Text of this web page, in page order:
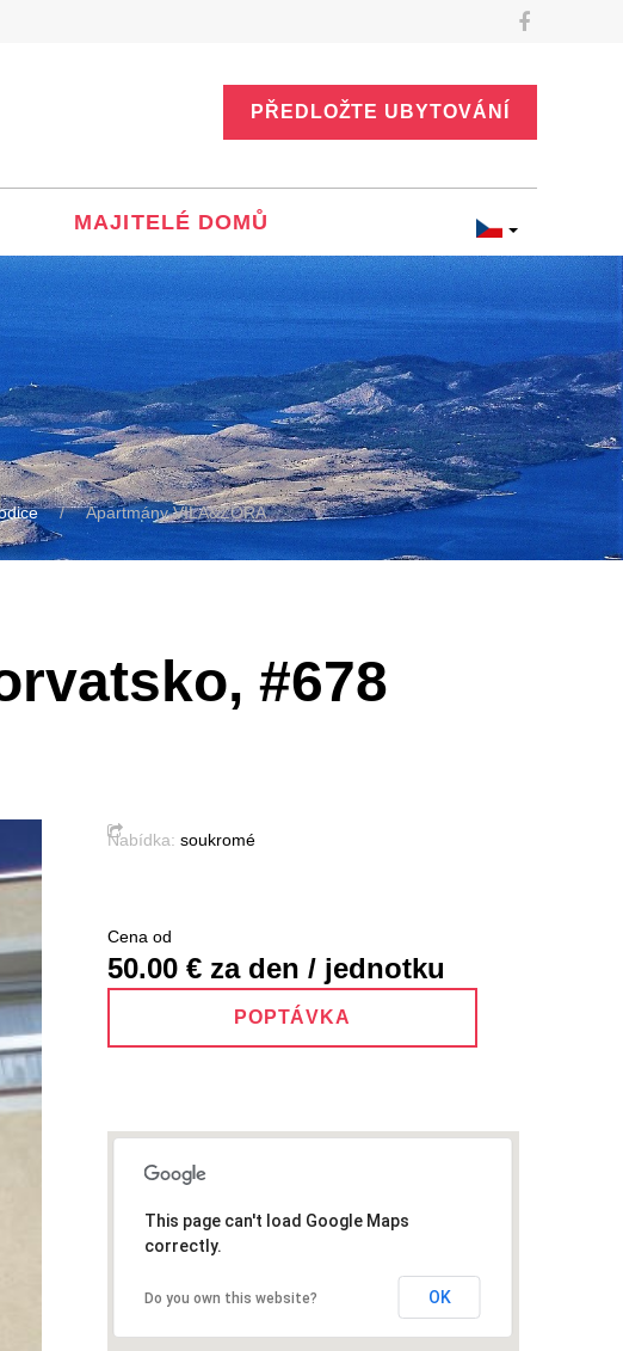
PŘEDLOŽTE UBYTOVÁNÍ
MAJITELÉ DOMŮ
Apartmány VILA&ZORA
#678
Nabídka: soukromé
This page can't load Google Maps
correctly.
Do you own this website? OK
Cena od
50.00 € za den / jednotku
POPTÁVKA